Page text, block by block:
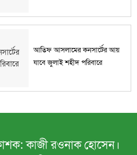
আতিফ আসলামের কনসার্টের আয়
যাবে জুলাই শহীদ পরিবারে
কাজী রওনাক হোসেন।